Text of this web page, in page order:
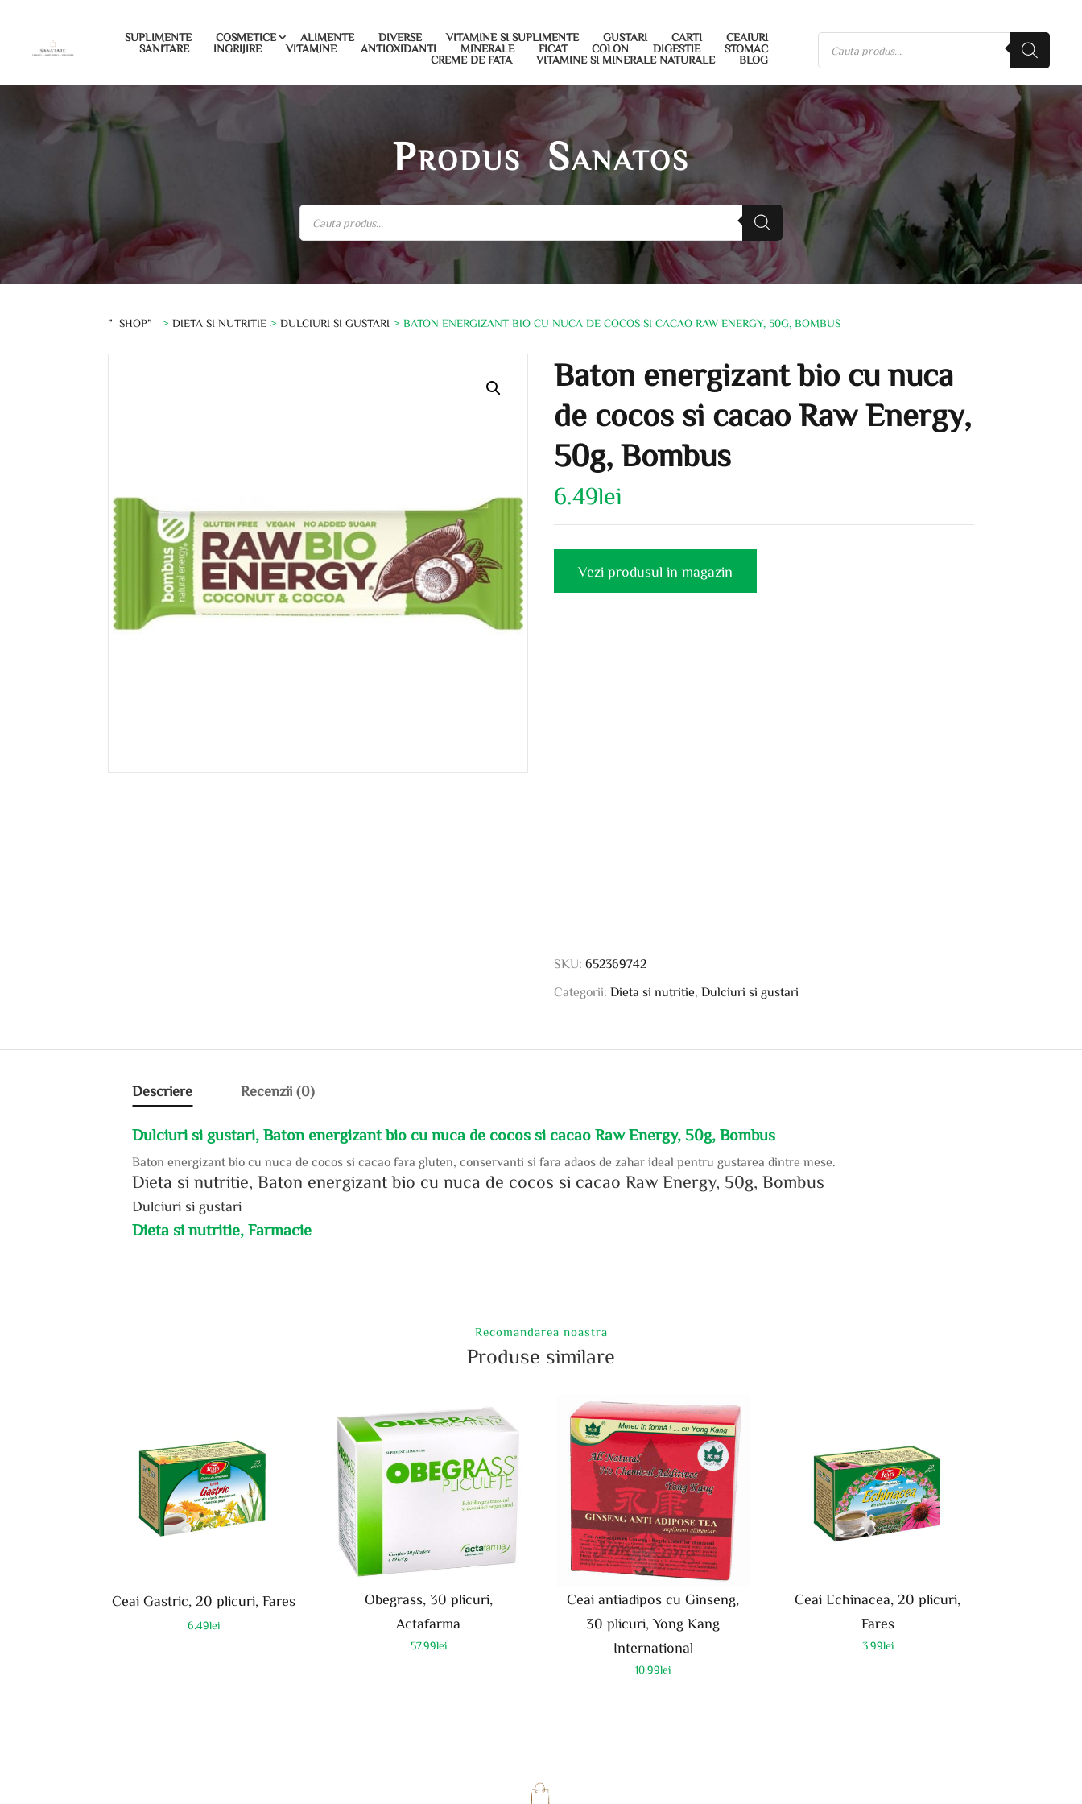
SUPLIMENTE COSMETICE ALIMENTE DIVERSE VITAMINE SI SUPLIMENTE GUSTARI CARTI
CEAIURI
SANITARE
INGRIJIRE VITAMINE ANTIOXIDANTI MINERALE FICAT COLON DIGESTIE
STOMAC
CREME DE FATA
VITAMINE SI MINERALE NATURALE BLOG
Produs Sanatos
”SHOP” >DIETA SI NUTRITIE >DULCIURI SI GUSTARI > BATON ENERGIZANT BIO CU NUCA DE COCOS SI CACAO RAW ENERGY, 50G, BOMBUS
Baton energizant bio cu nuca
de cocos si cacao Raw Energy,
50g, Bombus
6.49lei
Vezi produsul in magazin
SKU:652369742
Categorii:Dieta si nutritie ,Dulciuri si gustari
Descriere Recenzii (0)
Dulciuri si gustari, Baton energizant bio cu nuca de cocos si cacao Raw Energy, 50g, Bombus
Baton energizant bio cu nuca de cocos si cacao fara gluten, conservanti si fara adaos de zahar ideal pentru gustarea dintre mese.
Dieta si nutritie, Baton energizant bio cu nuca de cocos si cacao Raw Energy, 50g, Bombus
Dulciuri si gustari
Dieta si nutritie, Farmacie
Recomandarea noastra
Produse similare
Ceai Gastric, 20 plicuri, Fares
6.49lei
Obegrass, 30 plicuri,
Actafarma
57.99lei
Ceai antiadipos cu Ginseng,
30 plicuri, Yong Kang
International
10.99lei
Ceai Echinacea, 20 plicuri,
Fares
3.99lei